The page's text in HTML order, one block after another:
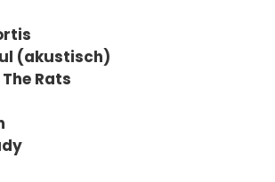
(akustisch)
Rats